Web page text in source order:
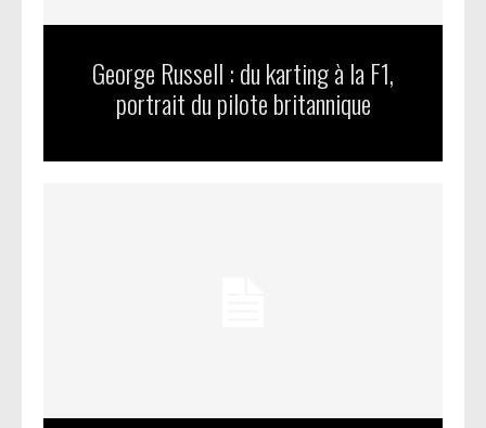
George Russell : du karting à la F1,
portrait du pilote britannique